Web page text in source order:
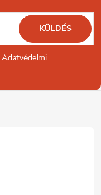
Adatvédelmi
KÜLDÉS